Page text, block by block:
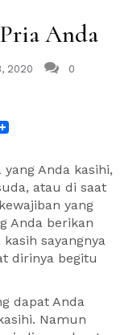
Anda
2020
0
Anda kasihi,
atau di saat
yang
Anda berikan
sayangnya
dirinya begitu
dapat Anda
Namun